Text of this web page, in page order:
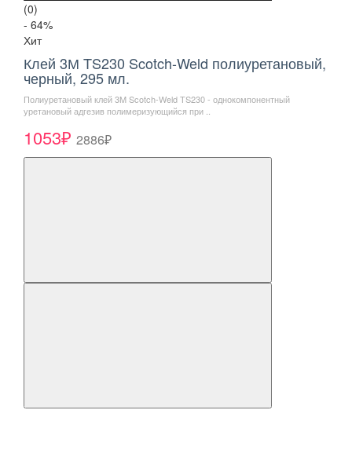
(0)
- 64%
Хит
Клей 3М TS230 Scotch-Weld полиуретановый,
черный, 295 мл.
Полиуретановый клей 3M Scotch-Weld ТS230 - однокомпонентный
уретановый адгезив полимеризующийся при ..
1053₽ 2886₽